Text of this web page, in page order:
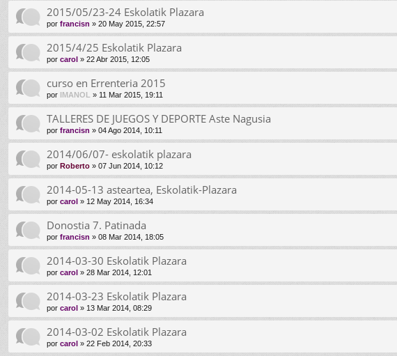
2015/05/23-24 Eskolatik Plazara
por francisn » 20 May 2015, 22:57
2015/4/25 Eskolatik Plazara
por carol » 22 Abr 2015, 12:05
curso en Errenteria 2015
por IMANOL » 11 Mar 2015, 19:11
TALLERES DE JUEGOS Y DEPORTE Aste Nagusia
por francisn » 04 Ago 2014, 10:11
2014/06/07- eskolatik plazara
por Roberto » 07 Jun 2014, 10:12
2014-05-13 asteartea, Eskolatik-Plazara
por carol » 12 May 2014, 16:34
Donostia 7. Patinada
por francisn » 08 Mar 2014, 18:05
2014-03-30 Eskolatik Plazara
por carol » 28 Mar 2014, 12:01
2014-03-23 Eskolatik Plazara
por carol » 13 Mar 2014, 08:29
2014-03-02 Eskolatik Plazara
por carol » 22 Feb 2014, 20:33